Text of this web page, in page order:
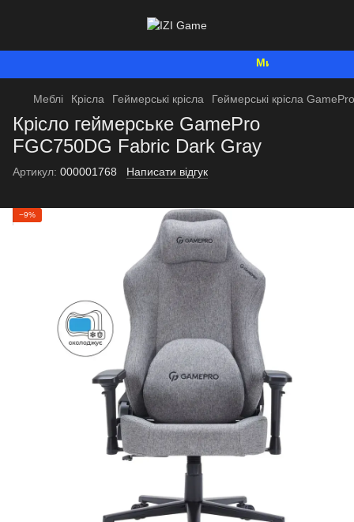
Ми працюємо. Все
Меблі Крісла Геймерські крісла Геймерські крісла GamePro
Крісло геймерське GamePro
FGC750DG Fabric Dark Gray
Артикул: 000001768 Написати відгук
−9%